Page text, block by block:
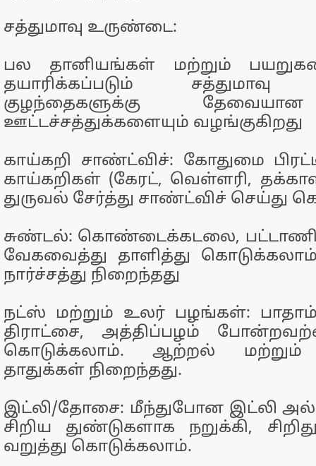
சத்துமாவு உருண்டை:
பல தானியங்கள் மற்றும்
தயாரிக்கப்படும்
குழந்தைகளுக்கு
ஊட்டச்சத்துக்களையும் வழங்குகிறது
காய்கறி சாண்ட்விச்: கோதுமை
காய்கறிகள் (கேரட், வெள்ளரி,
துருவல் சேர்த்து சாண்ட்விச் செய்து
சுண்டல்: கொண்டைக்கடலை,
வேகவைத்து தாளித்து
நார்ச்சத்து நிறைந்தது
நட்ஸ் மற்றும் உலர் பழங்கள்: பாதாம்,
திராட்சை, அத்திப்பழம்
கொடுக்கலாம். ஆற்றல் மற்றும்
தாதுக்கள் நிறைந்தது.
இட்லி/தோசை: மீந்துபோன இட்லி
சிறிய துண்டுகளாக நறுக்கி,
வறுத்து கொடுக்கலாம்.